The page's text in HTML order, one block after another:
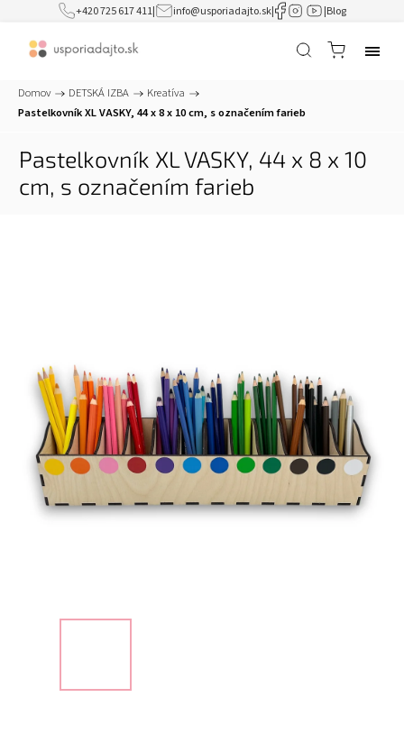
+420 725 617 411| info@usporiadajto.sk| |Blog
Domov / DETSKÁ IZBA / Kreatíva /
Pastelkovník XL VASKY, 44 x 8 x 10 cm, s označením farieb
Pastelkovník XL VASKY, 44 x 8 x 10
cm, s označením farieb